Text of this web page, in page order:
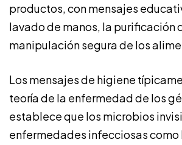
productos, con mensajes
lavado de manos, la purificación
manipulación segura de los
Los mensajes de higiene
teoría de la enfermedad de los
establece que los microbios
enfermedades infecciosas como